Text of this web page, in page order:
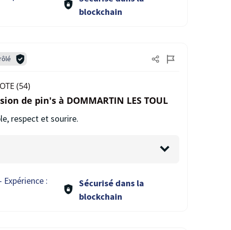
blockchain
(54)
de pin's à DOMMARTIN LES TOUL
respect et sourire.
- Expérience :
Sécurisé dans la
blockchain